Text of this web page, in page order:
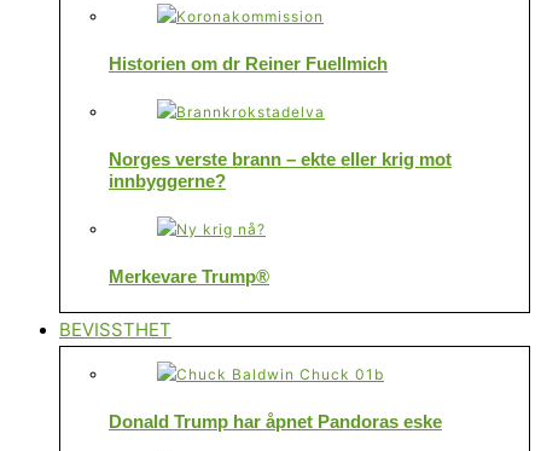
Historien om dr Reiner Fuellmich
Norges verste brann – ekte eller krig mot
innbyggerne?
Merkevare Trump®
BEVISSTHET
Donald Trump har åpnet Pandoras eske